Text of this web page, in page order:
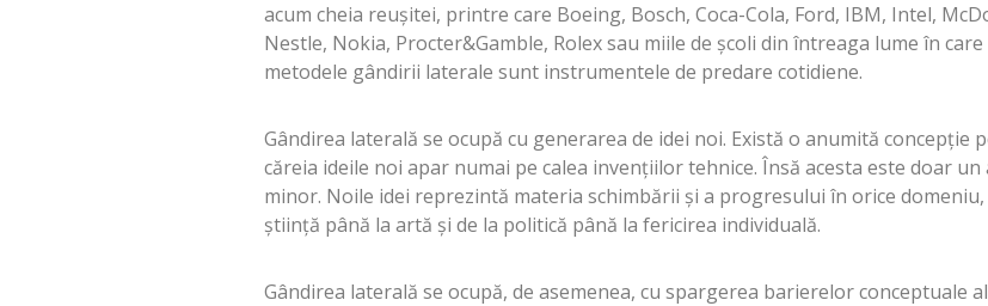
acum cheia reușitei, printre care Boeing, Bosch, Coca-Cola, Ford, IBM, Intel,
Nestle, Nokia, Procter&Gamble, Rolex sau miile de școli din întreaga lume în care
metodele gândirii laterale sunt instrumentele de predare cotidiene.
Gândirea laterală se ocupă cu generarea de idei noi. Există o anumită concepție
căreia ideile noi apar numai pe calea invențiilor tehnice. Însă acesta este doar un
minor. Noile idei reprezintă materia schimbării și a progresului în orice domeniu,
știință până la artă și de la politică până la fericirea individuală.
Gândirea laterală se ocupă, de asemenea, cu spargerea barierelor conceptuale